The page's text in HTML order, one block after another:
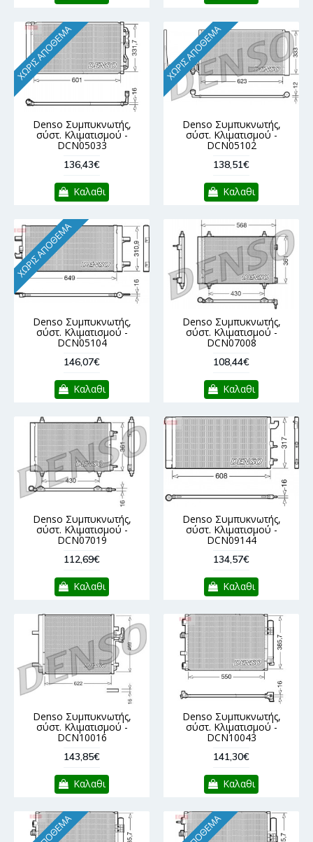
ΧΩΡΊΣ ΑΠΌΘΕΜΑ
Denso Συμπυκνωτής,
σύστ. Κλιματισμού -
DCN05033
136,43€
Καλαθι
ΧΩΡΊΣ ΑΠΌΘΕΜΑ
Denso Συμπυκνωτής,
σύστ. Κλιματισμού -
DCN05102
138,51€
Καλαθι
ΧΩΡΊΣ ΑΠΌΘΕΜΑ
Denso Συμπυκνωτής,
σύστ. Κλιματισμού -
DCN05104
146,07€
Καλαθι
Denso Συμπυκνωτής,
σύστ. Κλιματισμού -
DCN07008
108,44€
Καλαθι
Denso Συμπυκνωτής,
σύστ. Κλιματισμού -
DCN07019
112,69€
Καλαθι
Denso Συμπυκνωτής,
σύστ. Κλιματισμού -
DCN09144
134,57€
Καλαθι
Denso Συμπυκνωτής,
σύστ. Κλιματισμού -
DCN10016
143,85€
Καλαθι
Denso Συμπυκνωτής,
σύστ. Κλιματισμού -
DCN10043
141,30€
Καλαθι